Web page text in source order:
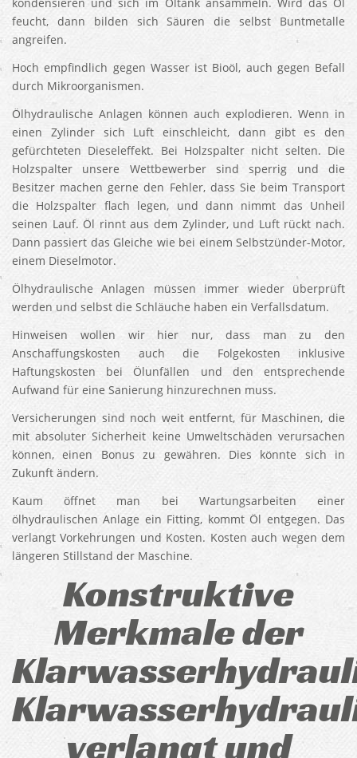
feucht, dann bilden sich Säuren die selbst Buntmetalle
angreifen.
Hoch empfindlich gegen Wasser ist Bioöl, auch gegen Befall
durch Mikroorganismen.
Ölhydraulische Anlagen können auch explodieren. Wenn in
einen Zylinder sich Luft einschleicht, dann gibt es den
gefürchteten Dieseleffekt. Bei Holzspalter nicht selten. Die
Holzspalter unsere Wettbewerber sind sperrig und die
Besitzer machen gerne den Fehler, dass Sie beim Transport
die Holzspalter flach legen, und dann nimmt das Unheil
seinen Lauf. Öl rinnt aus dem Zylinder, und Luft rückt nach.
Dann passiert das Gleiche wie bei einem Selbstzünder-Motor,
einem Dieselmotor.
Ölhydraulische Anlagen müssen immer wieder überprüft
werden und selbst die Schläuche haben ein Verfallsdatum.
Hinweisen wollen wir hier nur, dass man zu den
Anschaffungskosten auch die Folgekosten inklusive
Haftungskosten bei Ölunfällen und den entsprechende
Aufwand für eine Sanierung hinzurechnen muss.
Versicherungen sind noch weit entfernt, für Maschinen, die
mit absoluter Sicherheit keine Umweltschäden verursachen
können, einen Bonus zu gewähren. Dies könnte sich in
Zukunft ändern.
Kaum öffnet man bei Wartungsarbeiten einer
ölhydraulischen Anlage ein Fitting, kommt Öl entgegen. Das
verlangt Vorkehrungen und Kosten. Kosten auch wegen dem
längeren Stillstand der Maschine.
Konstruktive
Merkmale der
verlangt und